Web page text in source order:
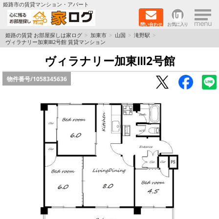
姫路市の賃貸マンション・アパート
問い合わせ お気に入り ×
TOPページ
ペットOK物件
保証人不要物件
初期費用リーズナブル物件
都市ガス物件
姫路の賃貸 お部屋探しは家ログ 加東市 山国
滝野駅
ヴィラナリー加東Ⅲ2号館 賃貸マンション
ヴィラナリー加東Ⅲ2号館
物件番号/1058345636